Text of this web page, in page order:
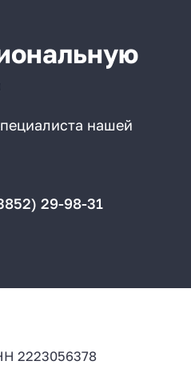
нашей
29-98-31
2223056378